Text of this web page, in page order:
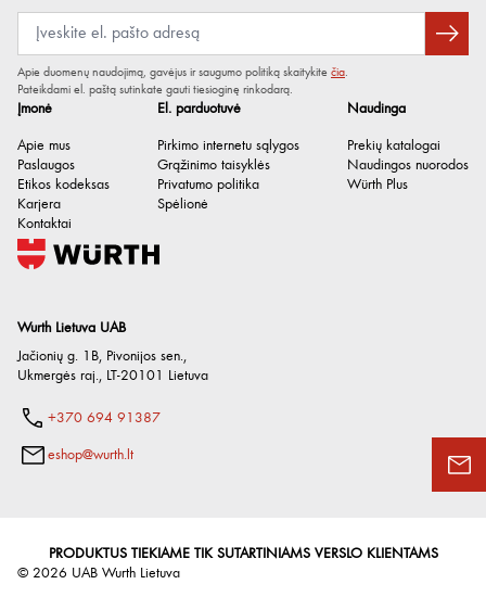
Wurth Lietuva UAB
Jačionių g. 1B, Pivonijos sen.,
Ukmergės raj., LT-20101 Lietuva
+370 694 91387
eshop@wurth.lt
Įmonė
Apie mus
Paslaugos
Etikos kodeksas
Karjera
Kontaktai
El. parduotuvė
Pirkimo internetu sąlygos
Grąžinimo taisyklės
Privatumo politika
Spėlionė
Naudinga
Prekių katalogai
Naudingos nuorodos
Würth Plus
Apie duomenų naudojimą, gavėjus ir saugumo politiką skaitykite čia.
Pateikdami el. paštą sutinkate gauti tiesioginę rinkodarą.
PRODUKTUS TIEKIAME TIK SUTARTINIAMS VERSLO KLIENTAMS
© 2026 UAB Wurth Lietuva